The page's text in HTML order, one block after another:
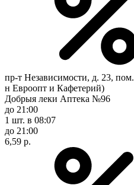
пр-т Независимости, д. 23,
н Евроопт и Кафетерий)
Добрыя леки Аптека №96
до 21:00
1 шт. в 08:07
до 21:00
6,59 р.